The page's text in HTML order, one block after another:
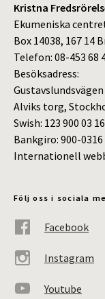
Kristna
Ekumeniska
Box 14038, 167 14
Telefon: 08-453 68
Besöksadress:
Gustavslundsvägen
Alviks torg,
Swish: 123 900 03 16
Bankgiro: 900-0316
Internationell
Följ oss i sociala
Facebook
Instagram
Youtube